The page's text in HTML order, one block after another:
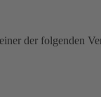
der folgenden